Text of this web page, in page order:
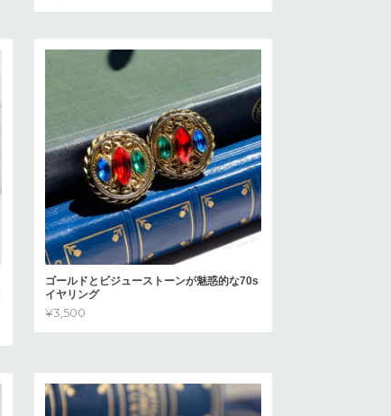
ゴールドとビジューストーンが魅惑的な70s
イヤリング
¥3,500